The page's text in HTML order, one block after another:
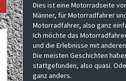
Dies ist eine Motorradseite
Männer, für Motorradfahrer
Motorradfahrer, also ganz
Ich möchte das
und die Erlebnisse mit
Die meisten Geschichten
stattgefunden, also quasi.
ganz anders.